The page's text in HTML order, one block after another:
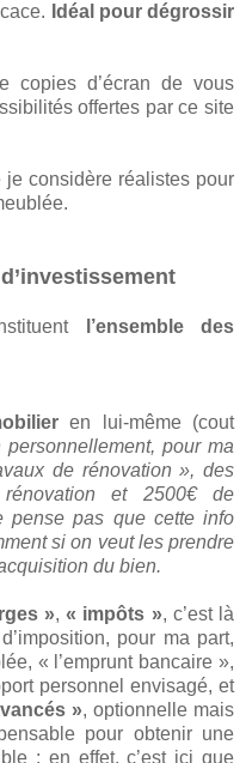
Idéal pour dégrossir
copies d’écran de vous
offertes par ce site
considère réalistes pour
l’ensemble des
en lui-même (cout
personnellement, pour ma
de rénovation », des
et 2500€ de
pense pas que cette info
si on veut les prendre
du bien.
»,« impôts », c’est là
pour ma part,
« l’emprunt bancaire »,
personnel envisagé, et
», optionnelle mais
pour obtenir une
: en effet, c’est ici que